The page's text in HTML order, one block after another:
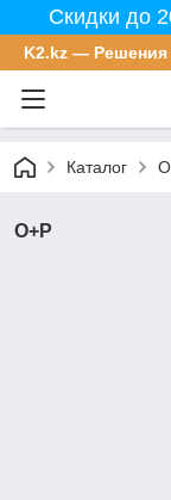
Скидки до
K2.kz — Решения
Каталог
O+P